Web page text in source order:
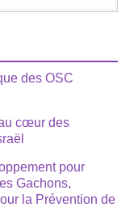
des OSC
cœur des
pour
Gachons,
la Prévention de